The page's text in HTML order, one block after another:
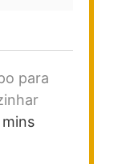
para
mins